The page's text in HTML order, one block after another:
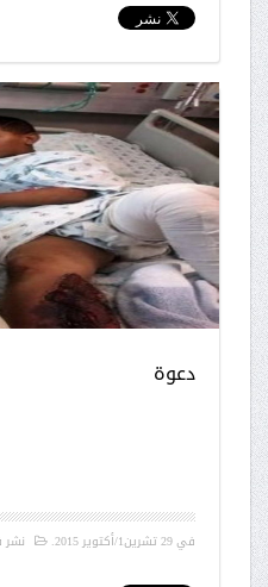
دعوة
في29 تشرين1/أكتوير 2015 .